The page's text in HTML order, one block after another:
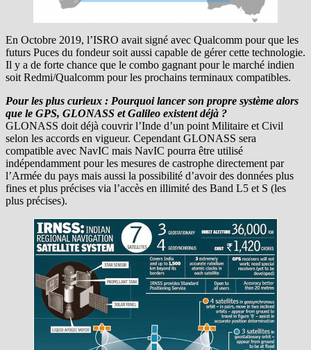
En Octobre 2019, l’ISRO avait signé avec Qualcomm pour que les
futurs Puces du fondeur soit aussi capable de gérer cette technologie.
Il y a de forte chance que le combo gagnant pour le marché indien
soit Redmi/Qualcomm pour les prochains terminaux compatibles.
Pour les plus curieux : Pourquoi lancer son propre système alors
que le GPS, GLONASS et Galileo existent déjà ?
GLONASS doit déjà couvrir l’Inde d’un point Militaire et Civil
selon les accords en vigueur. Cependant GLONASS sera
compatible avec NavIC mais NavIC pourra être utilisé
indépendamment pour les mesures de castrophe directement par
l’Armée du pays mais aussi la possibilité d’avoir des données plus
fines et plus précises via l’accès en illimité des Band L5 et S (les
plus précises).